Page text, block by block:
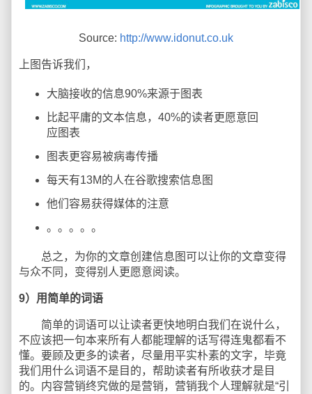
Source: http://www.idonut.co.uk
上图告诉我们，
大脑接收的信息90%来源于图表
比起平庸的文本信息，40%的读者更愿意回
应图表
图表更容易被病毒传播
每天有13M的人在谷歌搜索信息图
他们容易获得媒体的注意
。。。。。
总之，为你的文章创建信息图可以让你的文章变得
与众不同，变得别人更愿意阅读。
9）用简单的词语
简单的词语可以让读者更快地明白我们在说什么，
不应该把一句本来所有人都能理解的话写得连鬼都看不
懂。要顾及更多的读者，尽量用平实朴素的文字，毕竟
我们用什么词语不是目的，帮助读者有所收获才是目
的。内容营销终究做的是营销，营销我个人理解就是“引